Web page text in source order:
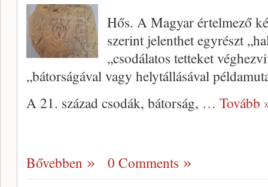
Hős. A Magyar értelmező
szerint jelenthet egyrészt
„csodálatos tetteket
„bátorságával vagy helytállásával
A 21. század csodák, bátorság, … Tovább
Bővebben 0 Comments